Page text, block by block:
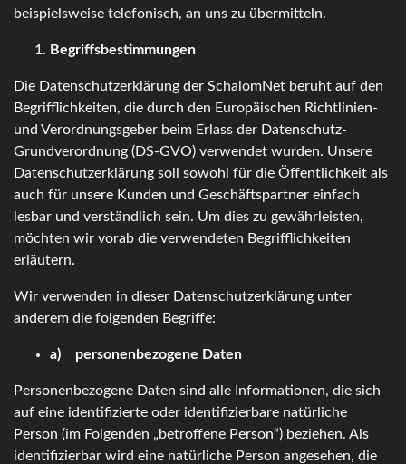
beispielsweise telefonisch, an uns zu übermitteln.
Begriffsbestimmungen
Die Datenschutzerklärung der SchalomNet beruht auf den
Begrifflichkeiten, die durch den Europäischen Richtlinien-
und Verordnungsgeber beim Erlass der Datenschutz-
Grundverordnung (DS-GVO) verwendet wurden. Unsere
Datenschutzerklärung soll sowohl für die Öffentlichkeit als
auch für unsere Kunden und Geschäftspartner einfach
lesbar und verständlich sein. Um dies zu gewährleisten,
möchten wir vorab die verwendeten Begrifflichkeiten
erläutern.
Wir verwenden in dieser Datenschutzerklärung unter
anderem die folgenden Begriffe:
a) personenbezogene Daten
Personenbezogene Daten sind alle Informationen, die sich
auf eine identifizierte oder identifizierbare natürliche
Person (im Folgenden „betroffene Person“) beziehen. Als
identifizierbar wird eine natürliche Person angesehen, die